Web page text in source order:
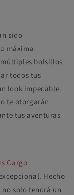
sido
máxima
bolsillos
todos tus
look impecable.
te otorgarán
tus aventuras
Cargo
Hecho
solo tendrá un